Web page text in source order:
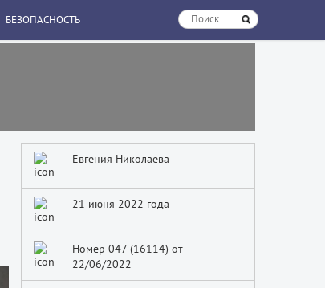
БЕЗОПАСНОСТЬ
Евгения Николаева
21 июня 2022 года
Номер 047 (16114) от
22/06/2022